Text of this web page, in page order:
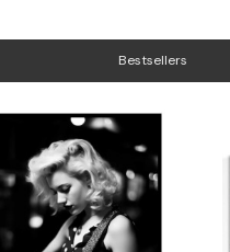
Bestsellers